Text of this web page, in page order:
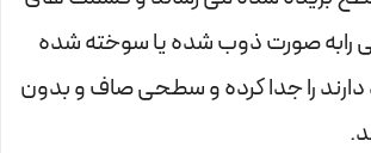
رابه صورت ذوب شده یا سوخته شده
را جدا کرده و سطحی صاف و بدون